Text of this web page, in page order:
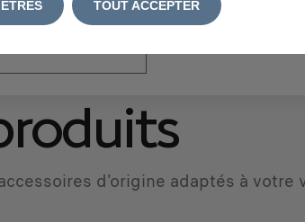
d'origine adaptés à
TOUT ACCEPTER